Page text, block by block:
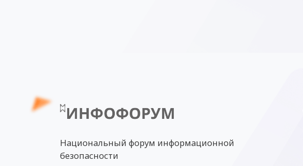
Национальный форум информационной
безопасности